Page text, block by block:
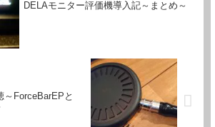
DELAモニター評価機導入記～まとめ～
～ForceBarEPと